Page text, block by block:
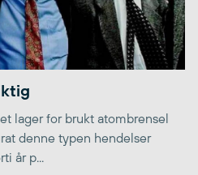
lager for brukt atombrensel
denne typen hendelser
år p...